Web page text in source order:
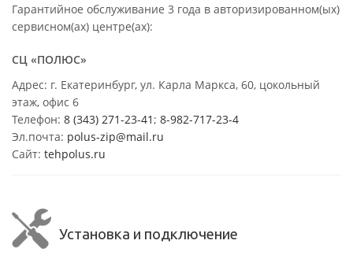
Гарантийное обслуживание 3 года в авторизированном(ых)
сервисном(ах) центре(ах):
СЦ «ПОЛЮС»
Адрес: г. Екатеринбург, ул. Карла Маркса, 60, цокольный
этаж, офис 6
Телефон: 8 (343) 271-23-41 ; 8-982-717-23-4
Эл.почта: polus-zip@mail.ru
Сайт: tehpolus.ru
Установка и подключение